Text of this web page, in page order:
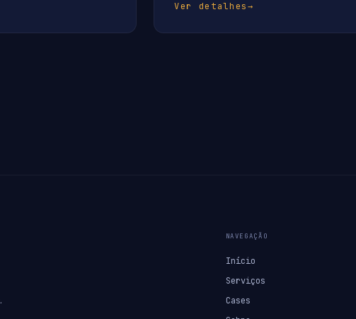
Ver detalhes→
NAVEGAÇÃO
Início
Serviços
Cases